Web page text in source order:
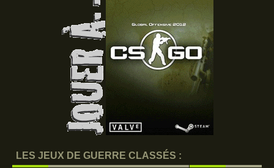
LES JEUX DE GUERRE CLASSÉS :